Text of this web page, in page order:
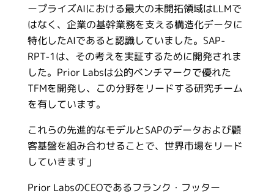
ープライズAIにおける最大の未開拓領域はLLMで
はなく、企業の基幹業務を支える構造化データに
特化したAIであると認識していました。SAP-
RPT-1は、その考えを実証するために開発されま
した。Prior Labsは公的ベンチマークで優れた
TFMを開発し、この分野をリードする研究チーム
を有しています。
これらの先進的なモデルとSAPのデータおよび顧
客基盤を組み合わせることで、世界市場をリード
していきます」
Prior LabsのCEOであるフランク・フッター